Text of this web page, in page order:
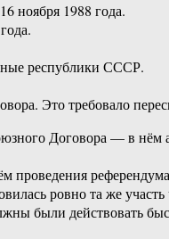
ноября 1988 года.
республики СССР.
Это требовало
Договора — в
проведения
ровно та же
были действовать